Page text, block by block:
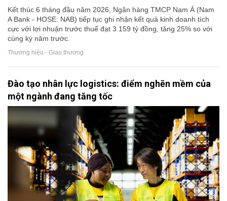
Kết thúc 6 tháng đầu năm 2026, Ngân hàng TMCP Nam Á (Nam
A Bank - HOSE: NAB) tiếp tục ghi nhận kết quả kinh doanh tích
cực với lợi nhuận trước thuế đạt 3.159 tỷ đồng, tăng 25% so với
cùng kỳ năm trước.
Thương hiệu - Giao thương
Đào tạo nhân lực logistics: điểm nghẽn mềm của
một ngành đang tăng tốc